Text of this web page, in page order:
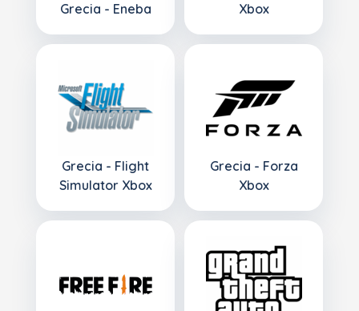
Grecia - Eneba
Xbox
Grecia - Flight
Simulator Xbox
Grecia - Forza
Xbox